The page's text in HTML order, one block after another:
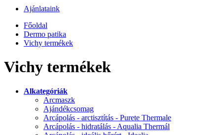
Ajánlataink
Főoldal
Dermo patika
Vichy termékek
Vichy termékek
Alkategóriák
Arcmaszk
Ajándékcsomag
Arcápolás - arctisztítás - Purete Thermale
Arcápolás - hidratálás - Aqualia Thermál